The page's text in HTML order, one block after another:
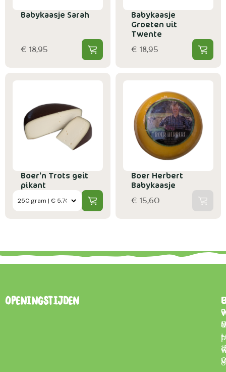
Babykaasje Sarah
€ 18,95
Babykaasje
Groeten uit
Twente
€ 18,95
Boer’n Trots geit
pikant
Boer Herbert
Babykaasje
€ 15,60
Openingstijden
7
–